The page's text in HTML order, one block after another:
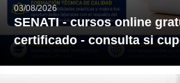
03/08/2026
SENATI - cursos online
certificado - consulta si